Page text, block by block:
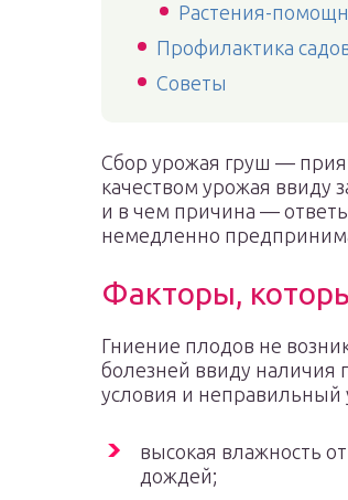
Растения-
Профилактика
Советы
Сбор урожая груш —
качеством урожая ввиду
и в чем причина —
немедленно
Факторы,
Гниение плодов не
болезней ввиду наличия
условия и неправильный
высокая влажность
дождей;